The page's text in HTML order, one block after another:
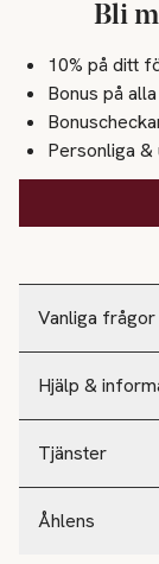
Vanliga frågor
Hjälp &
Tjänster
Åhlens
Bli
10% på ditt
Bonus på
Personliga &